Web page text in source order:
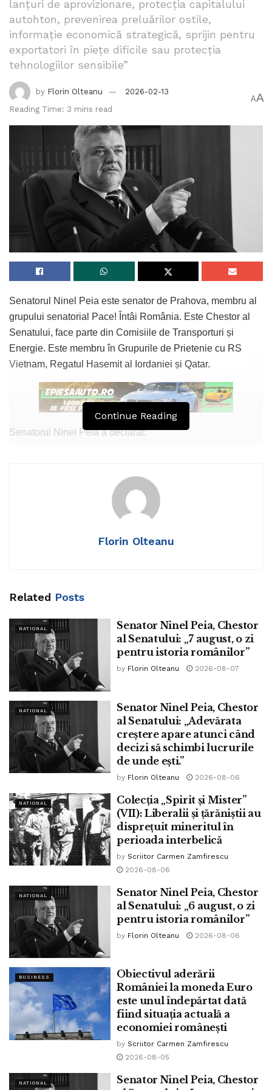
lanțuri de aprovizionare, protecția capitalului
autohton, prevenirea preluărilor ostile,
informație economică strategică, sprijin pentru
exportatori în piețe dificile sau protecția
tehnologiilor sensibile”
by Florin Olteanu
2026-02-13
Reading Time: 3 mins read
AA
Senatorul Ninel Peia este senator de Prahova, membru al
grupului senatorial Pace! Întâi România. Este Chestor al
Senatului, face parte din Comisiile de Transporturi și
Energie. Este membru în Grupurile de Prietenie cu RS
Vietnam, Regatul Hasemit al Iordaniei și Qatar.
Senatorul Ninel Peia a declarat:
poate dormi liniștită. Capitalul românesc poate pleca
liniștit, exportatorii pot merge singuri în jungla globală si
antreprenorii pot negocia în Africa, Orient sau Asia fără
niciun sprijin. Pentru că noi avem servicii puternice,
tancuri, granițe și hărți cu săgeți roșii. Înseamnă lanțuri de
preluărilor ostile, informație economică strategică, sprijin
pentru exportatori în piețe dificile sau protecția tehnologiilor
sensibile. Franța face asta, SUA fac asta, Germania face
asta. România? România încă discută dacă antreprenorii
sunt risc sau resursă.
Un antreprenor român care intră pe o piață
externă dificilă ar trebui să primească
evaluare de risc, analiză politică reală,
avertizare privind parteneri dubioși, sprijin
discret instituțional, protecție
informațională. În schimb, primește taxe,
controale, suspiciune și eventual un zâmbet
protocolar la o recepție diplomatică.
În alte state, serviciile nu fac afaceri dar își protejează
firmele. La noi, antreprenorii români au senzația că sunt
mai degrabă monitorizați decât protejați.
SRI ar trebui să fie gardianul stabilității interne. În
economie, asta înseamnă prevenirea infiltrărilor ostile,
protejarea sectoarelor strategice, protecția tehnologiilor
sensibile, combaterea spionajului industrial.
Ce simte mediul de afaceri? Că regulile sunt uneori
neclare, că influența e difuză, că există o zonă de putere
despre care se vorbește mai mult decât se explică. În
Continue Reading
Florin Olteanu
Related Posts
NATIONAL
Senator Ninel Peia, Chestor
al Senatului: „7 august, o zi
pentru istoria românilor”
by Florin Olteanu 2026-08-07
NATIONAL
Senator Ninel Peia, Chestor
al Senatului: „Adevărata
creștere apare atunci când
decizi să schimbi lucrurile
de unde ești.”
by Florin Olteanu 2026-08-06
NATIONAL
Colecția „Spirit și Mister”
(VII): Liberalii și țărăniștii au
disprețuit mineritul în
perioada interbelică
by Scriitor Carmen Zamfirescu
2026-08-06
NATIONAL
Senator Ninel Peia, Chestor
al Senatului: „6 august, o zi
pentru istoria românilor”
by Florin Olteanu 2026-08-06
BUSINESS
Obiectivul aderării
României la moneda Euro
este unul îndepărtat dată
fiind situația actuală a
economiei românești
by Scriitor Carmen Zamfirescu
2026-08-05
NATIONAL
Senator Ninel Peia, Chestor